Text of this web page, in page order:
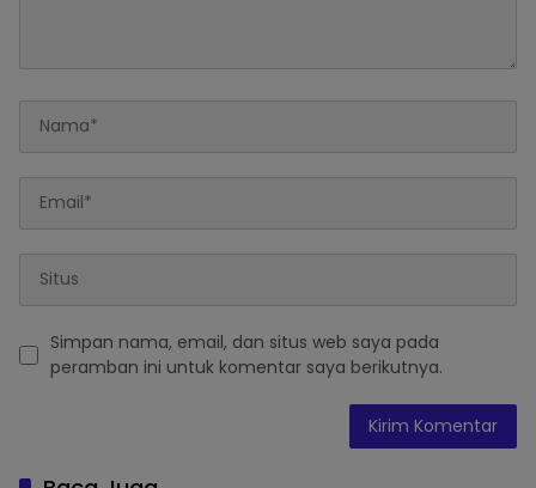
Simpan nama, email, dan situs web saya pada
peramban ini untuk komentar saya berikutnya.